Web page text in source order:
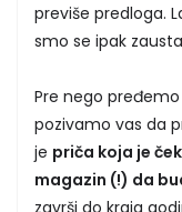
previše predloga.
smo se ipak
Pre nego pređemo
pozivamo vas da
je priča koja je
magazin (!) da
završi do kraja